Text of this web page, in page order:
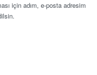
için adım, e-posta adresim